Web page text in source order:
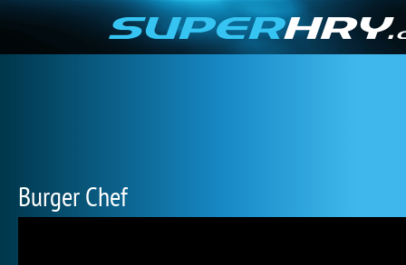
Burger Chef